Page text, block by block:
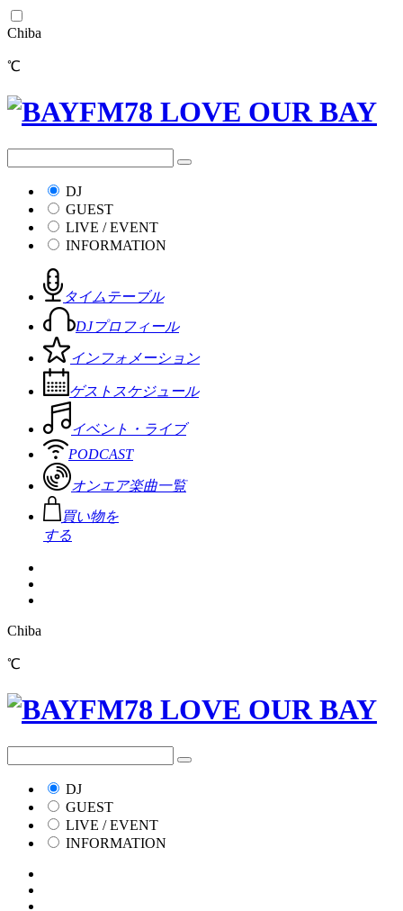
Chiba
℃
DJ
GUEST
LIVE / EVENT
INFORMATION
タイムテーブル
DJプロフィール
インフォメーション
ゲストスケジュール
イベント・ライブ
PODCAST
オンエア楽曲一覧
買い物を
する
Chiba
℃
DJ
GUEST
LIVE / EVENT
INFORMATION